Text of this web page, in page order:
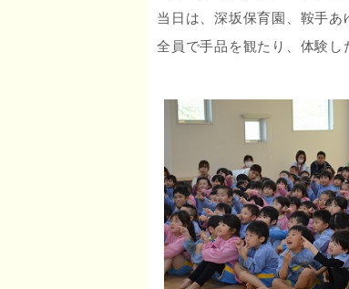
当日は、深坂保育園、鞍手
全員で手品を観たり、体験し